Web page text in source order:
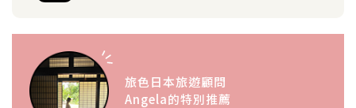
旅色日本旅遊顧問
Angela的特別推薦